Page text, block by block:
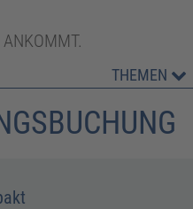
THEMEN